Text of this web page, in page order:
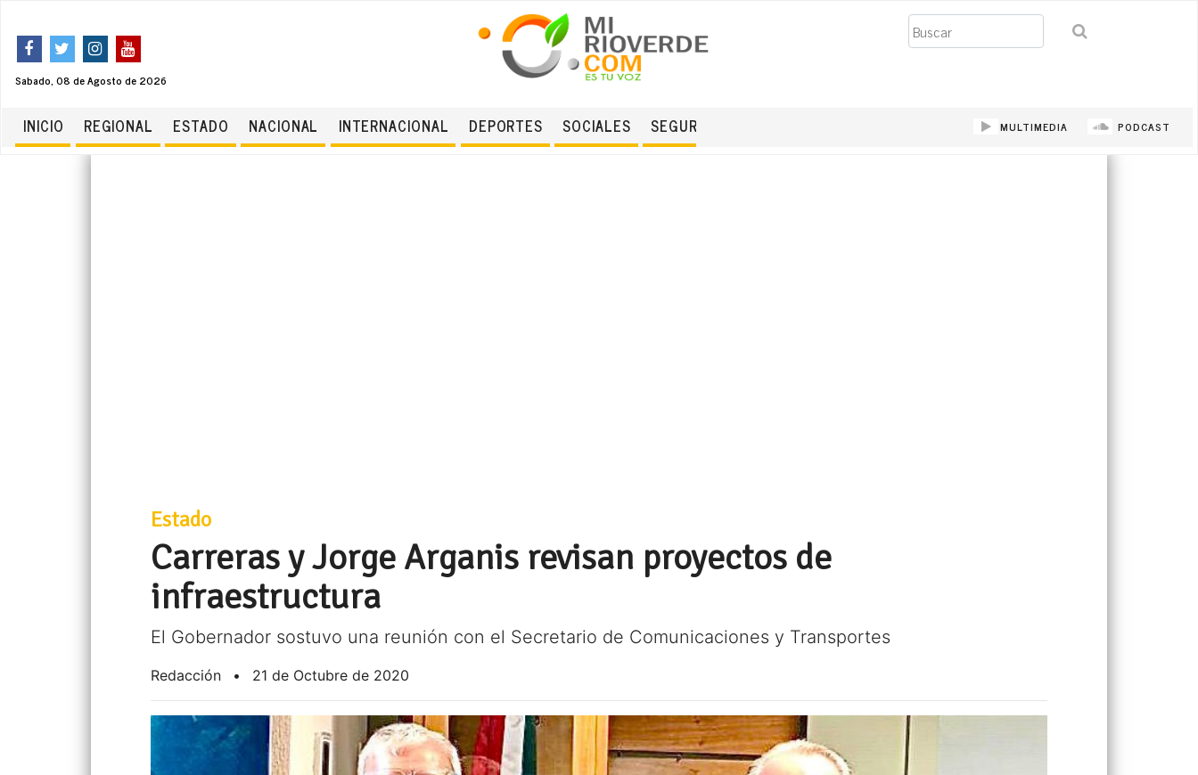
Sabado, 08 de Agosto de 2026
Buscar
INICIO REGIONAL ESTADO NACIONAL INTERNACIONAL DEPORTES SOCIALES SEGURIDAD MULTIMEDIA PODCAST
Estado
Carreras y Jorge Arganis revisan proyectos de
infraestructura
El Gobernador sostuvo una reunión con el Secretario de Comunicaciones y Transportes
Redacción • 21 de Octubre de 2020